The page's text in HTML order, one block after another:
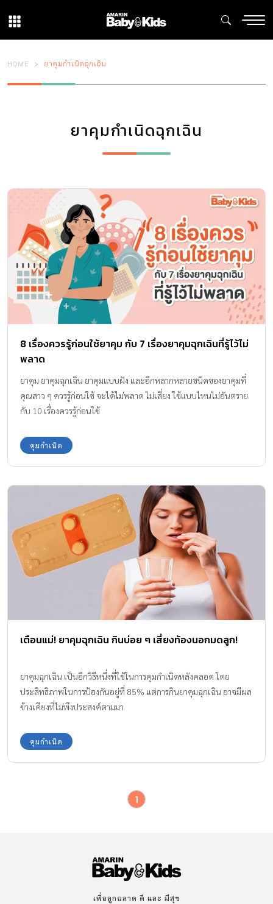
HOME ยาคุมกำเนิดฉุกเฉิน
ยาคุมกำเนิดฉุกเฉิน
8 เรื่องควรรู้ก่อนใช้ยาคุม กับ 7 เรื่องยาคุมฉุกเฉินที่รู้ไว้ไม่
พลาด
ยาคุม ยาคุมฉุกเฉิน ยาคุมแบบฝัง และอีกหลากหลายชนิดของยาคุมที่
คุณสาว ๆ ควรรู้ก่อนใช้ จะได้ไม่พลาด ไม่เสี่ยง ใช้แบบไหนไม่อันตราย
กับ 10 เรื่องควรรู้ก่อนใช้
คุมกำเนิด
เตือนแม่! ยาคุมฉุกเฉิน กินบ่อย ๆ เสี่ยงท้องนอกมดลูก!
ยาคุมฉุกเฉิน เป็นอีกวิธีหนึ่งที่ใช้ในการคุมกำเนิดหลังคลอด โดย
ประสิทธิภาพในการป้องกันอยู่ที่ 85% แต่การกินยาคุมฉุกเฉิน อาจมีผล
ข้างเคียงที่ไม่พึงประสงค์ตามมา
คุมกำเนิด
1
เพื่อลูกฉลาด ดี และ มีสุข